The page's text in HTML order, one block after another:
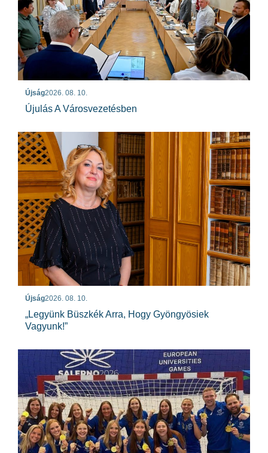
Újság2026. 08. 10.
Újulás A Városvezetésben
Újság2026. 08. 10.
„Legyünk Büszkék Arra, Hogy Gyöngyösiek
Vagyunk!”